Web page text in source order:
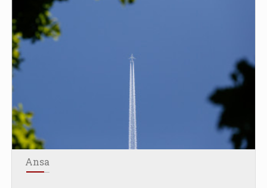
Ansa